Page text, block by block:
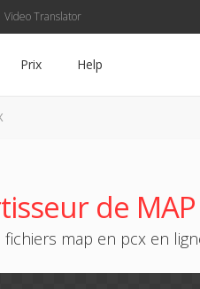
Video Translator
Prix Help
de MAP
fichiers map en pcx en